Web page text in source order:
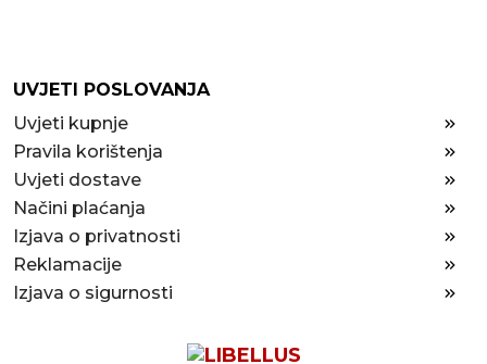
UVJETI POSLOVANJA
Uvjeti kupnje
Pravila korištenja
Uvjeti dostave
Načini plaćanja
Izjava o privatnosti
Reklamacije
Izjava o sigurnosti